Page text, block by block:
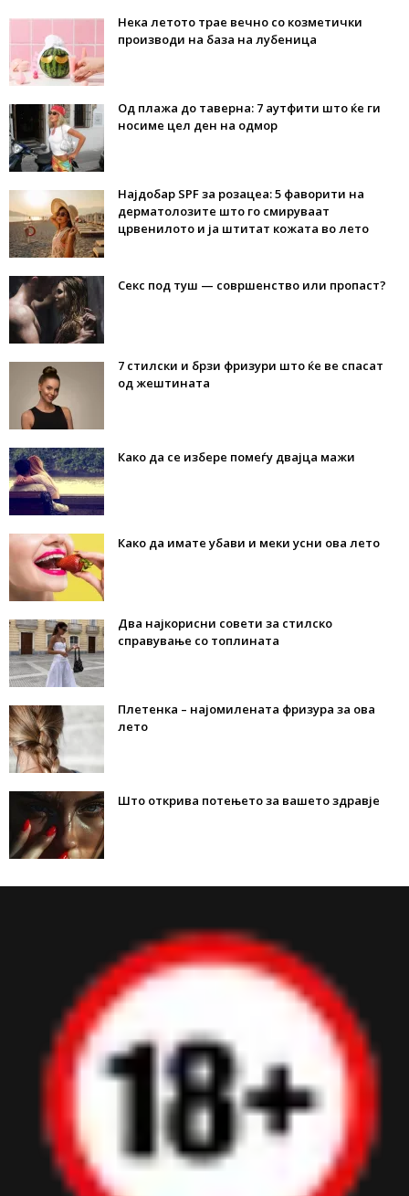
Нека летото трае вечно со козметички
производи на база на лубеница
Од плажа до таверна: 7 аутфити што ќе ги
носиме цел ден на одмор
Најдобар SPF за розацеа: 5 фаворити на
дерматолозите што го смируваат
црвенилото и ја штитат кожата во лето
Секс под туш — совршенство или пропаст?
7 стилски и брзи фризури што ќе ве спасат
од жештината
Како да се избере помеѓу двајца мажи
Како да имате убави и меки усни ова лето
Два најкорисни совети за стилско
справување со топлината
Плетенка – најомилената фризура за ова
лето
Што открива потењето за вашето здравје